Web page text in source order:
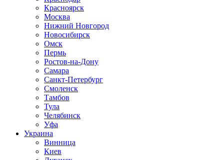
Красноярск
Москва
Нижний Новгород
Новосибирск
Омск
Пермь
Ростов-на-Дону
Самара
Санкт-Петербург
Смоленск
Тамбов
Тула
Челябинск
Уфа
Украина
Винница
Киев